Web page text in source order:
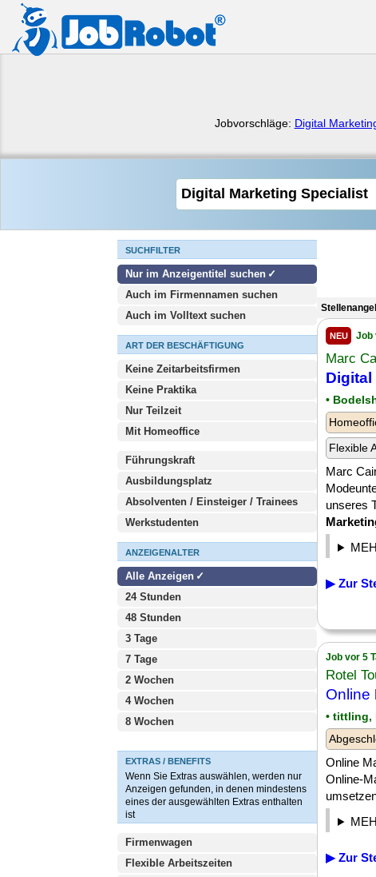
Jobvorschläge: Digital
SUCHFILTER
Nur im Anzeigentitel suchen
Auch im Firmennamen suchen
Auch im Volltext suchen
ART DER BESCHÄFTIGUNG
Keine Zeitarbeitsfirmen
Keine Praktika
Nur Teilzeit
Mit Homeoffice
Führungskraft
Ausbildungsplatz
Absolventen / Einsteiger / Trainees
Werkstudenten
ANZEIGENALTER
Alle Anzeigen
24 Stunden
48 Stunden
3 Tage
7 Tage
2 Wochen
4 Wochen
8 Wochen
EXTRAS / BENEFITS
Wenn Sie Extras auswählen, werden nur
Anzeigen gefunden, in denen mindestens
eines der ausgewählten Extras enthalten
ist
Firmenwagen
Flexible Arbeitszeiten
NEU Job
Marc
•
Flexible
Marc
unseres
▶ Zur
Job vor 5
Rotel
Online
• tittling,
Online
Online-
▶ Zur